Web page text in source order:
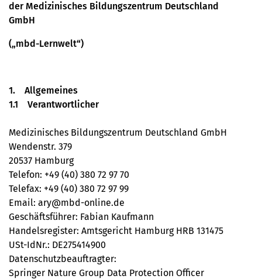
der Medizinisches Bildungszentrum Deutschland
GmbH
(„mbd-Lernwelt“)
1. Allgemeines
1.1 Verantwortlicher
Medizinisches Bildungszentrum Deutschland GmbH
Wendenstr. 379
20537 Hamburg
Telefon: +49 (40) 380 72 97 70
Telefax: +49 (40) 380 72 97 99
Email: ary@mbd-online.de
Geschäftsführer: Fabian Kaufmann
Handelsregister: Amtsgericht Hamburg HRB 131475
USt-IdNr.: DE275414900
Datenschutzbeauftragter:
Springer Nature Group Data Protection Officer